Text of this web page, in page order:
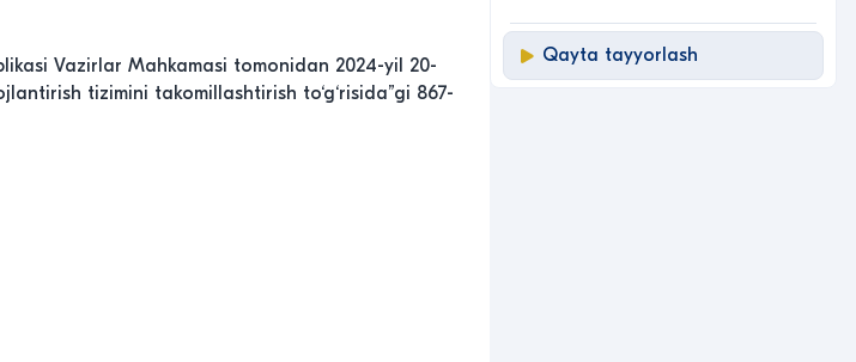
Vazirlar Mahkamasi tomonidan 2024-yil 20-
tizimini takomillashtirish to‘g‘risida”gi 867-
Qayta tayyorlash